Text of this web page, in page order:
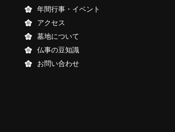
年間行事・イベント
アクセス
墓地について
仏事の豆知識
お問い合わせ